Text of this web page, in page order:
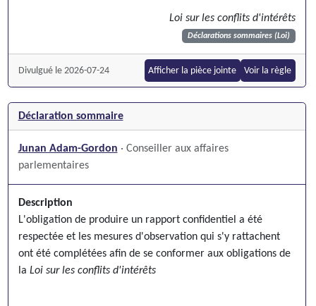
Loi sur les conflits d'intérêts
Déclarations sommaires (Loi)
Divulgué le 2026-07-24 Afficher la pièce jointe Voir la règle
Déclaration sommaire
Junan Adam-Gordon · Conseiller aux affaires
parlementaires
Description
L'obligation de produire un rapport confidentiel a été
respectée et les mesures d'observation qui s'y rattachent
ont été complétées afin de se conformer aux obligations de
la Loi sur les conflits d'intérêts